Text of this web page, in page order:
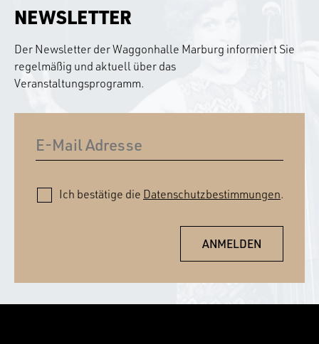
NEWSLETTER
Der Newsletter der Waggonhalle Marburg informiert Sie
regelmäßig und aktuell über das
Veranstaltungsprogramm.
Ich bestätige die Datenschutzbestimmungen.